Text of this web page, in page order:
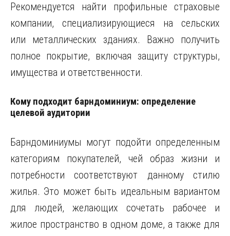
Рекомендуется найти профильные страховые
компании, специализирующиеся на сельских
или металлических зданиях. Важно получить
полное покрытие, включая защиту структуры,
имущества и ответственности.
Кому подходит барндоминиум: определение
целевой аудитории
Барндоминиумы могут подойти определенным
категориям покупателей, чей образ жизни и
потребности соответствуют данному стилю
жилья. Это может быть идеальным вариантом
для людей, желающих сочетать рабочее и
жилое пространство в одном доме, а также для